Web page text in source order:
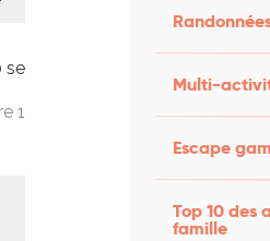
Multi-
Escape
Top 10 des
famille
2026
17h et 19h